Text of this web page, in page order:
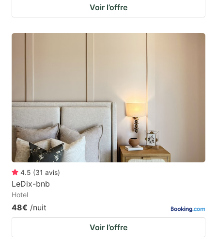
Voir l’offre
4.5 (31 avis)
LeDix-bnb
Hotel
48€ /nuit
Voir l’offre